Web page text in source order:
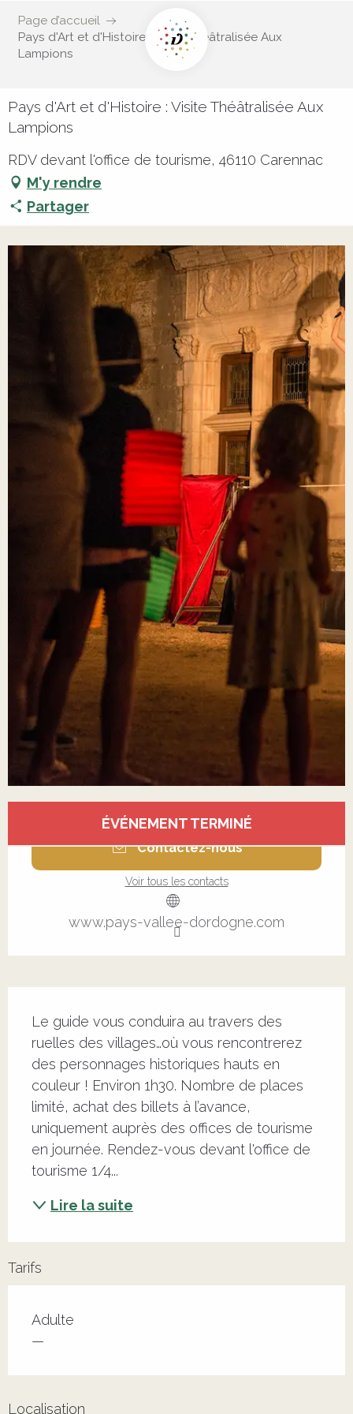
Page d’accueil
Pays d'Art et d'Histoire : Visite Théâtralisée Aux
Lampions
Pays d'Art et d'Histoire : Visite Théâtralisée Aux
Lampions
RDV devant l'office de tourisme, 46110 Carennac
M'y rendre
Partager
ÉVÉNEMENT TERMINÉ
Contactez-nous
Voir tous les contacts
www.pays-vallee-dordogne.com
Le guide vous conduira au travers des
ruelles des villages…où vous rencontrerez
des personnages historiques hauts en
couleur ! Environ 1h30. Nombre de places
limité, achat des billets à l’avance,
uniquement auprès des offices de tourisme
en journée. Rendez-vous devant l'office de
tourisme 1/4...
Lire la suite
Tarifs
Adulte
—
Localisation